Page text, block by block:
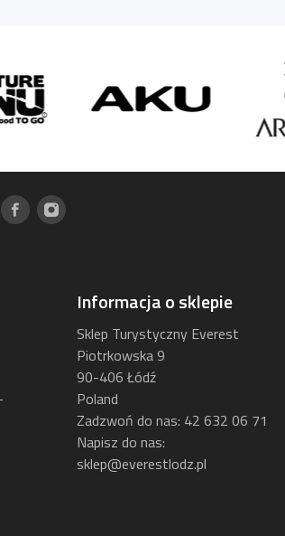
Informacja o sklepie
Sklep Turystyczny Everest
Piotrkowska 9
90-406 Łódź
Poland
Zadzwoń do nas: 42 632 06 71
Napisz do nas:
sklep@everestlodz.pl